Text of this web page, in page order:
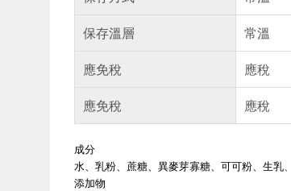
保存溫層
常溫
應免稅
應稅
應免稅
應稅
成分
水、乳粉、蔗糖、異麥芽寡糖、可可粉、生乳、
添加物